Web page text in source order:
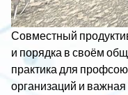
Совместный
и порядка в своём
практика для
организаций и важная